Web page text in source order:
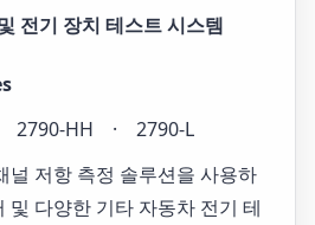
전기 장치 테스트 시스템
HH · 2790-L
널 저항 측정 솔루션을 사용하
및 다양한 기타 자동차 전기 테